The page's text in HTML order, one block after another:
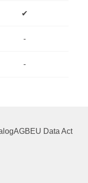
✔
-
-
AGBEU Data Act